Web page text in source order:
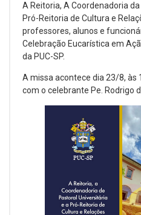
A Reitoria, A Coordenadoria
Pró-Reitoria de Cultura e
professores, alunos e
Celebração Eucarística em
da PUC-SP.
A missa acontece dia 23/8, às
com o celebrante Pe. Rodrigo